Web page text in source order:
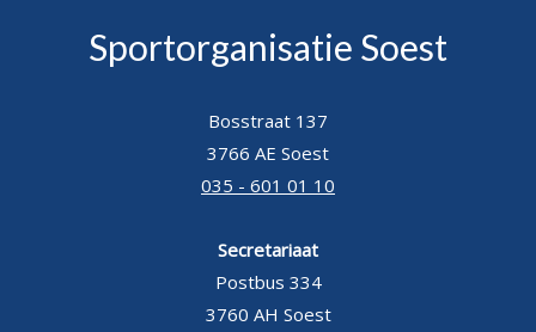
Sportorganisatie Soest
Bosstraat 137
3766 AE Soest
035 - 601 01 10
Secretariaat
Postbus 334
3760 AH Soest